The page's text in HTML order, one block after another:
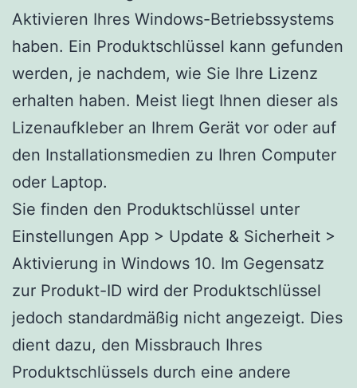
Aktivieren Ihres Windows-Betriebssystems
haben. Ein Produktschlüssel kann gefunden
werden, je nachdem, wie Sie Ihre Lizenz
erhalten haben. Meist liegt Ihnen dieser als
Lizenaufkleber an Ihrem Gerät vor oder auf
den Installationsmedien zu Ihren Computer
oder Laptop.
Sie finden den Produktschlüssel unter
Einstellungen App > Update & Sicherheit >
Aktivierung in Windows 10. Im Gegensatz
zur Produkt-ID wird der Produktschlüssel
jedoch standardmäßig nicht angezeigt. Dies
dient dazu, den Missbrauch Ihres
Produktschlüssels durch eine andere